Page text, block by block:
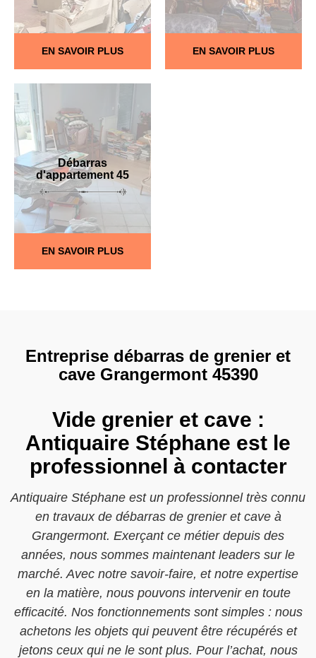
EN SAVOIR PLUS EN SAVOIR PLUS
Débarras
d'appartement 45
EN SAVOIR PLUS
Entreprise débarras de grenier et
cave Grangermont 45390
Vide grenier et cave :
Antiquaire Stéphane est le
professionnel à contacter
Antiquaire Stéphane est un professionnel très connu
en travaux de débarras de grenier et cave à
Grangermont. Exerçant ce métier depuis des
années, nous sommes maintenant leaders sur le
marché. Avec notre savoir-faire, et notre expertise
en la matière, nous pouvons intervenir en toute
efficacité. Nos fonctionnements sont simples : nous
achetons les objets qui peuvent être récupérés et
jetons ceux qui ne le sont plus. Pour l’achat, nous